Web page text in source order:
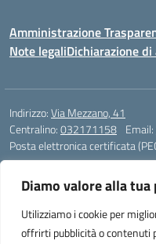
Diamo valore alla tua
Utilizziamo i cookie per
offrirti pubblicità o contenuti
Amministrazione
Note legaliDichiarazione
Indirizzo:Via Mezzano, 41
Centralino:032171158 Email:
Posta elettronica certificata
Codice meccanografico:
Codice Indice delle Pubbliche
Codice unico di fatturazione